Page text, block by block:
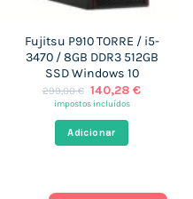
Fujitsu P910 TORRE / i5-
3470 / 8GB DDR3 512GB
SSD Windows 10
299,00€ O
preço
era:
299,00 €.
140,28€O
impostos incluídos
Adicionar